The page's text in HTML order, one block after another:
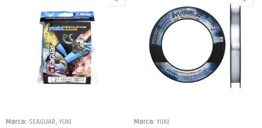
Marca: SEAGUAR, YUKI Marca: YUKI